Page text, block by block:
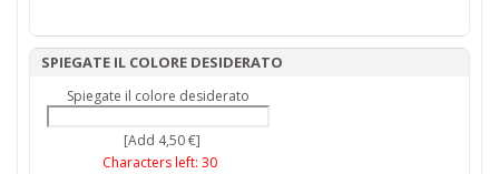
SPIEGATE IL COLORE DESIDERATO
Spiegate il colore desiderato
[Add 4,50 €]
Characters left: 30